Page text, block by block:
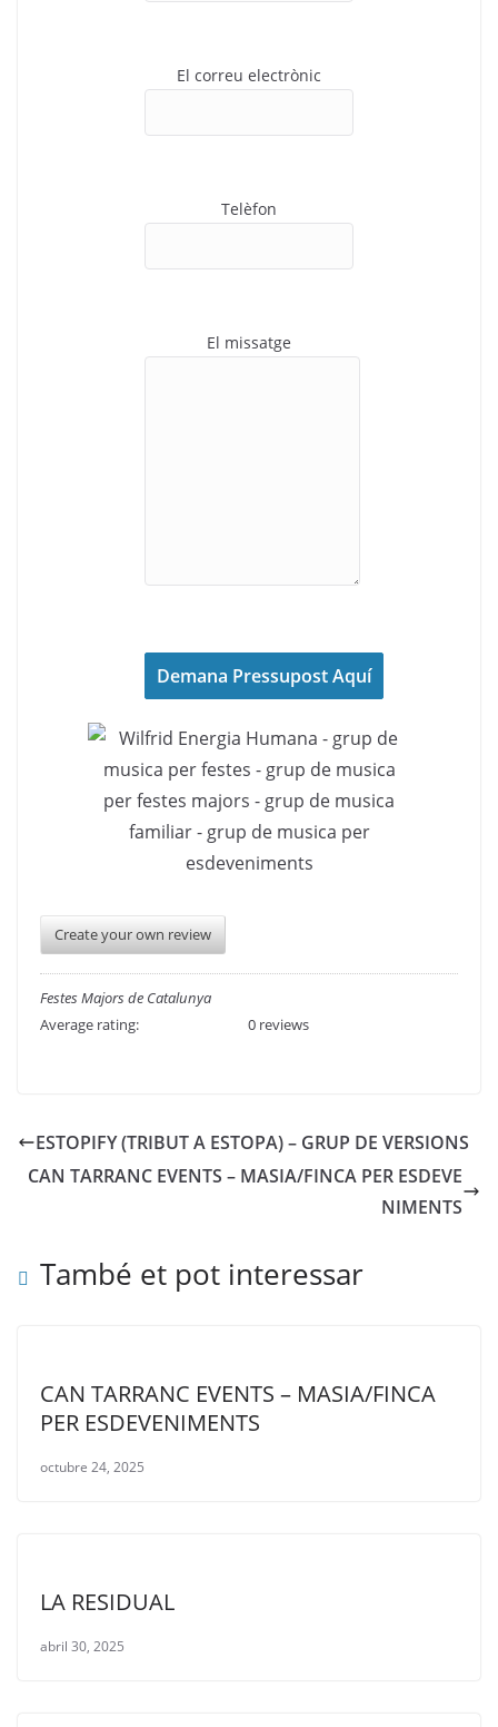
El correu electrònic
Telèfon
El missatge
Create your own review
Festes Majors de Catalunya
Average rating:
0 reviews
ESTOPIFY (TRIBUT A ESTOPA) – GRUP DE VERSIONS
CAN TARRANC EVENTS – MASIA/FINCA PER ESDEVE
NIMENTS
També et pot interessar
CAN TARRANC EVENTS – MASIA/FINCA
PER ESDEVENIMENTS
octubre 24, 2025
LA RESIDUAL
abril 30, 2025